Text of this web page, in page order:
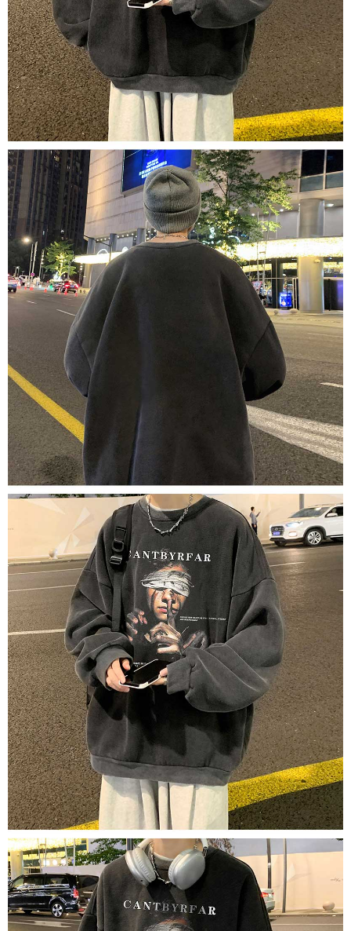
1. Perkhidmatan ini disediakan oleh "Taiwan Mobile Co., Ltd." untuk
membolehkan pengguna membeli produk atau perkhidmatan melalui
perkhidmatan ini semasa transaksi, dan kedai akan menyerahkan hak
tuntutan harga jual/beli ansuran kepada syarikat ini untuk membayar bil
menggunakan bil syarikat ini.
2. Berdasarkan tujuan kontrak persetujuan pembayaran menggunakan
"Pembayaran Ansuran Gogo", kedai akan memberikan maklumat peribadi
anda (termasuk nama, telefon atau alamat) kepada Taiwan Mobile untuk
pengumpulan, pemprosesan dan penggunaan, untuk pengesahan,
semakan dan pembetulan data yang diperlukan untuk bil ansuran oleh
Taiwan Mobile.
3. Sila baca syarat perkhidmatan pengguna secara lengkap melalui
pautan berikut: https://oppay.tw/userRule